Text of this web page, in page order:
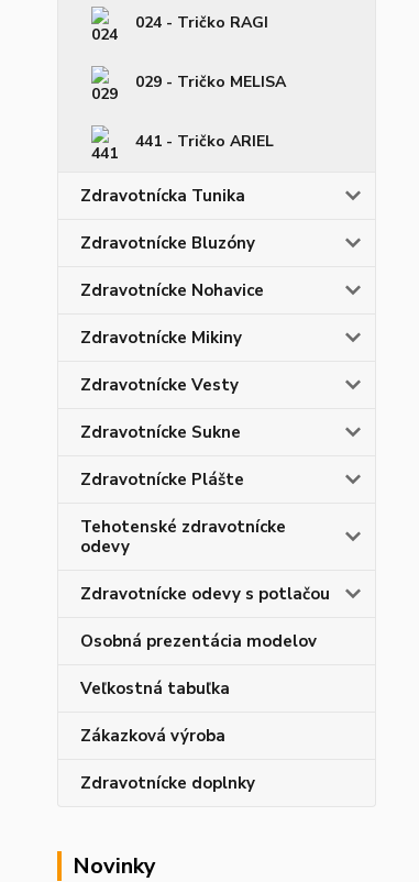
024 - Tričko RAGI
029 - Tričko MELISA
441 - Tričko ARIEL
Zdravotnícka Tunika
Zdravotnícke Bluzóny
Zdravotnícke Nohavice
Zdravotnícke Mikiny
Zdravotnícke Vesty
Zdravotnícke Sukne
Zdravotnícke Plášte
Tehotenské zdravotnícke
odevy
Zdravotnícke odevy s potlačou
Osobná prezentácia modelov
Veľkostná tabuľka
Zákazková výroba
Zdravotnícke doplnky
Novinky